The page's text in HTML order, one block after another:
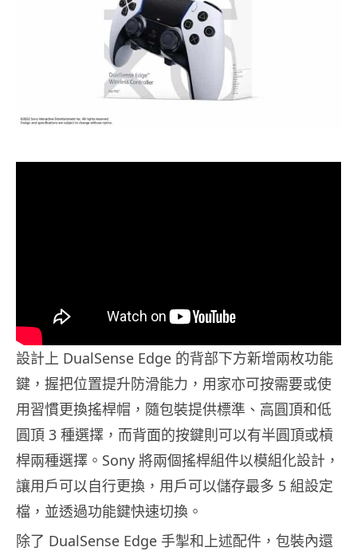
設計上 DualSense Edge 的背部下方新增兩枚功能
鍵，握把位置提升防滑能力，用家亦可按需要或使
用習慣更換搖桿帽，隨包裝提供標準、高圓頂和低
圓頂 3 種選擇，而背面的按鍵則可以有半圓頂或槓
桿兩種選擇。Sony 將兩個搖桿組件以模組化設計，
讓用戶可以自行更換，用戶可以儲存最多 5 組設定
檔，並透過功能鍵快速切換。
除了 DualSense Edge 手掣和上述配件，包裝內還